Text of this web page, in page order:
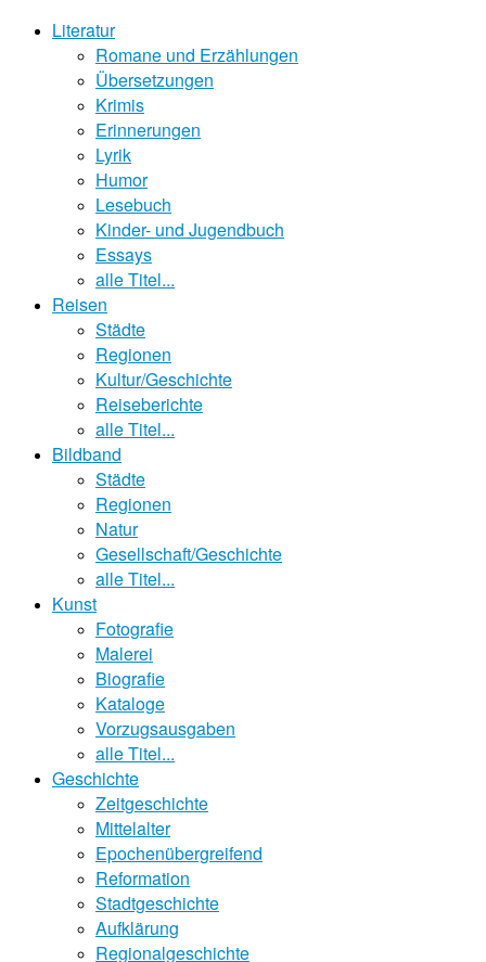
Literatur
Romane und Erzählungen
Übersetzungen
Krimis
Erinnerungen
Lyrik
Humor
Lesebuch
Kinder- und Jugendbuch
Essays
alle Titel...
Reisen
Städte
Regionen
Kultur/Geschichte
Reiseberichte
alle Titel...
Bildband
Städte
Regionen
Natur
Gesellschaft/Geschichte
alle Titel...
Kunst
Fotografie
Malerei
Biografie
Kataloge
Vorzugsausgaben
alle Titel...
Geschichte
Zeitgeschichte
Mittelalter
Epochenübergreifend
Reformation
Stadtgeschichte
Aufklärung
Regionalgeschichte